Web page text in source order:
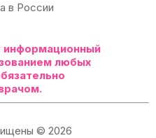
в России
информационный
любых
© 2026